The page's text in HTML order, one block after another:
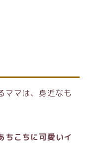
ママは、身近なも
ちこちに可愛いイ